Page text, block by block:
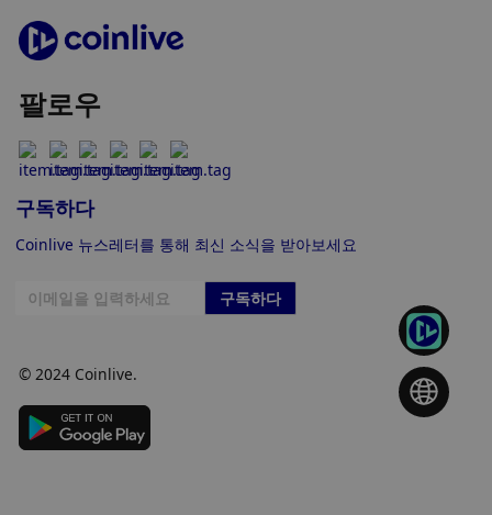
팔로우
구독하다
Coinlive 뉴스레터를 통해 최신 소식을 받아보세요
구독하다
© 2024 Coinlive.